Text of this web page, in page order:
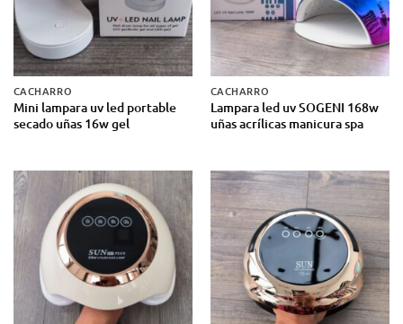
CACHARRO
Mini lampara uv led portable
secado uñas 16w gel
CACHARRO
Lampara led uv SOGENI 168w
uñas acrílicas manicura spa